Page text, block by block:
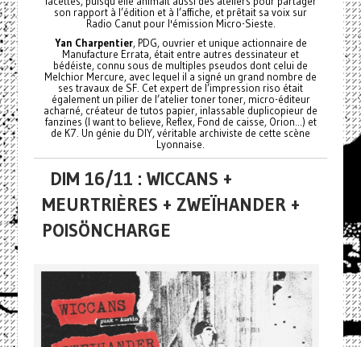
son rapport à l’édition et à l’affiche, et prêtait sa voix sur
Radio Canut pour l'émission Micro-Sieste.
Yan Charpentier, PDG, ouvrier et unique actionnaire de
Manufacture Errata, était entre autres dessinateur et
bédéiste, connu sous de multiples pseudos dont celui de
Melchior Mercure, avec lequel il a signé un grand nombre de
ses travaux de SF. Cet expert de l’impression riso était
également un pilier de l’atelier toner toner, micro-éditeur
acharné, créateur de tutos papier, inlassable duplicopieur de
fanzines (I want to believe, Reflex, Fond de caisse, Orion...) et
de K7. Un génie du DIY, véritable archiviste de cette scène
Lyonnaise.
DIM 16/11 : WICCANS +
MEURTRIÈRES + ZWEÏHANDER +
POISÖNCHARGE